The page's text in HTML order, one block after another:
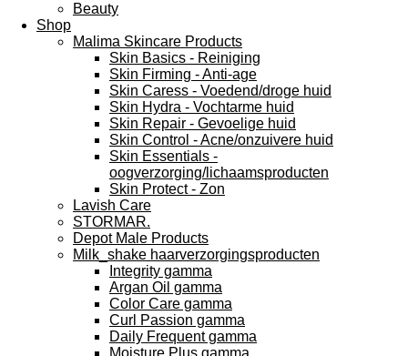
Beauty
Shop
Malima Skincare Products
Skin Basics - Reiniging
Skin Firming - Anti-age
Skin Caress - Voedend/droge huid
Skin Hydra - Vochtarme huid
Skin Repair - Gevoelige huid
Skin Control - Acne/onzuivere huid
Skin Essentials -
oogverzorging/lichaamsproducten
Skin Protect - Zon
Lavish Care
STORMAR.
Depot Male Products
Milk_shake haarverzorgingsproducten
Integrity gamma
Argan Oil gamma
Color Care gamma
Curl Passion gamma
Daily Frequent gamma
Moisture Plus gamma